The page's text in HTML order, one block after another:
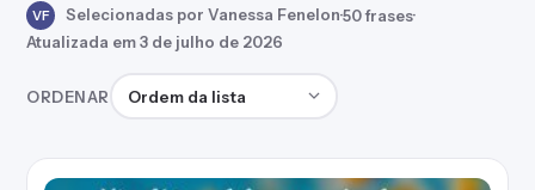
VF Selecionadas por Vanessa Fenelon·50 frases·
Atualizada em 3 de julho de 2026
ORDENAR Ordenar frases